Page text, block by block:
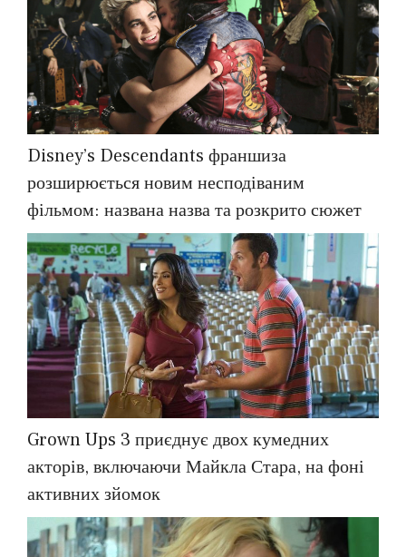
Disney’s Descendants франшиза
розширюється новим несподіваним
фільмом: названа назва та розкрито сюжет
Grown Ups 3 приєднує двох кумедних
акторів, включаючи Майкла Стара, на фоні
активних зйомок